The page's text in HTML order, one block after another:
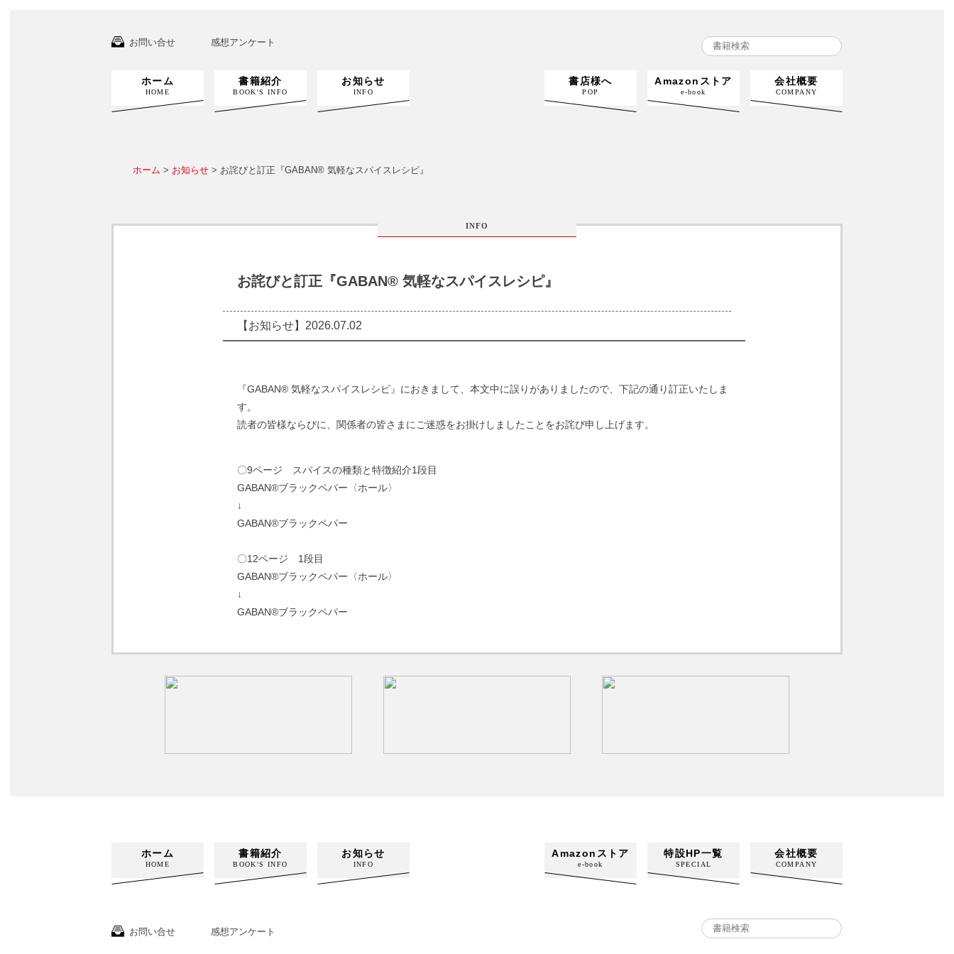
お問い合せ 感想アンケート
ホーム
HOME
書籍紹介
BOOK'S INFO
お知らせ
INFO
書店様へ
POP
Amazonストア
e-book
会社概要
COMPANY
ホーム > お知らせ > お詫びと訂正『GABAN® 気軽なスパイスレシピ』
INFO
お詫びと訂正『GABAN® 気軽なスパイスレシピ』
【お知らせ】 2026.07.02
『GABAN® 気軽なスパイスレシピ』におきまして、本文中に誤りがありましたので、下記の通り訂正いたしま
す。
読者の皆様ならびに、関係者の皆さまにご迷惑をお掛けしましたことをお詫び申し上げます。
〇9ページ スパイスの種類と特徴紹介1段目
GABAN®ブラックペパー〈ホール〉
↓
GABAN®ブラックペパー
〇12ページ 1段目
GABAN®ブラックペパー〈ホール〉
↓
GABAN®ブラックペパー
お問い合せ 感想アンケート
ホーム
HOME
書籍紹介
BOOK'S INFO
お知らせ
INFO
Amazonストア
e-book
特設HP一覧
SPECIAL
会社概要
COMPANY